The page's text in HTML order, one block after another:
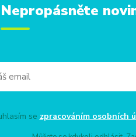
Nepropásněte
se zpracováním osobních